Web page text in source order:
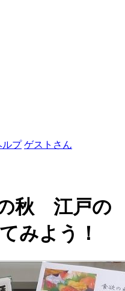
ルプ ゲストさん
秋 江戸の
みよう！